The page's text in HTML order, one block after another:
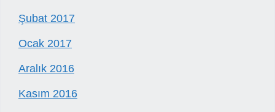
Şubat 2017
Ocak 2017
Aralık 2016
Kasım 2016